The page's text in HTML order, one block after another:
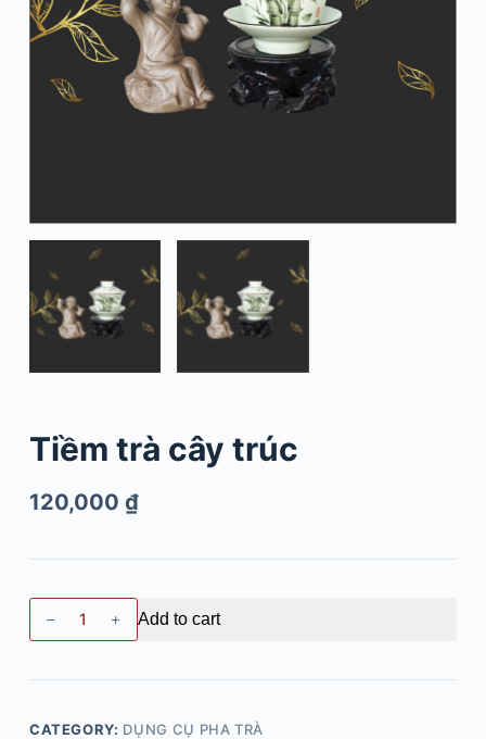
Tiềm trà cây trúc
120,000 ₫
Add to cart
CATEGORY: DỤNG CỤ PHA TRÀ